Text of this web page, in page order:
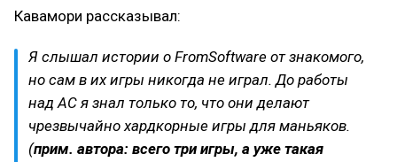
Кавамори рассказывал:
Я слышал истории о FromSoftware от знакомого,
но сам в их игры никогда не играл. До работы
над AC я знал только то, что они делают
чрезвычайно хардкорные игры для маньяков.
(прим. автора: всего три игры, а уже такая